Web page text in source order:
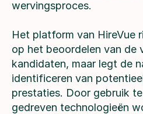
wervingsproces.
Het platform van HireVue
op het beoordelen van de
kandidaten, maar legt de
identificeren van
prestaties. Door gebruik
gedreven technologieën